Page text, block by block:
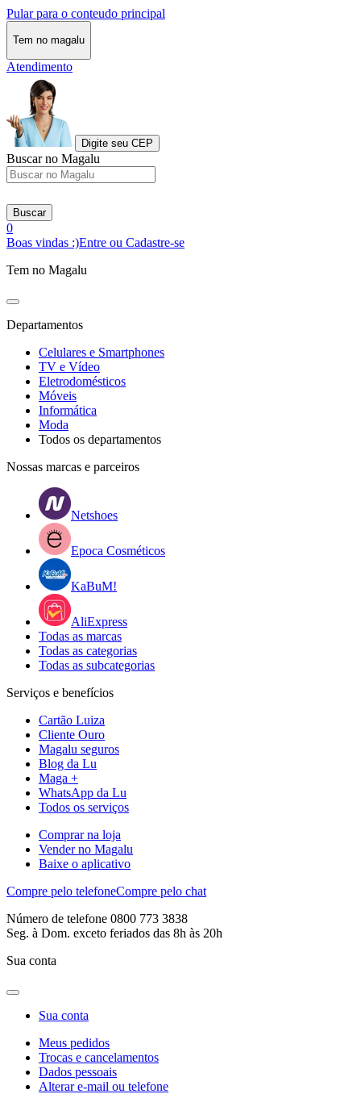
Pular para o conteudo principal
Tem no magalu
Atendimento
Digite seu CEP
Buscar no Magalu
Buscar
0
Boas vindas :)Entre ou Cadastre-se
Tem no Magalu
Departamentos
Celulares e Smartphones
TV e Vídeo
Eletrodomésticos
Móveis
Informática
Moda
Todos os departamentos
Nossas marcas e parceiros
Netshoes
Epoca Cosméticos
KaBuM!
AliExpress
Todas as marcas
Todas as categorias
Todas as subcategorias
Serviços e benefícios
Cartão Luiza
Cliente Ouro
Magalu seguros
Blog da Lu
Maga +
WhatsApp da Lu
Todos os serviços
Comprar na loja
Vender no Magalu
Baixe o aplicativo
Compre pelo telefoneCompre pelo chat
Número de telefone 0800 773 3838
Seg. à Dom. exceto feriados das 8h às 20h
Sua conta
Sua conta
Meus pedidos
Trocas e cancelamentos
Dados pessoais
Alterar e-mail ou telefone